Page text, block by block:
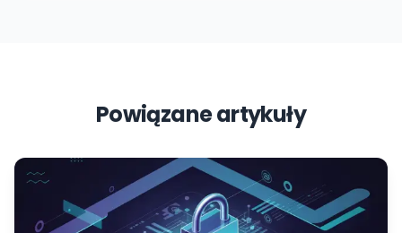
Powiązane artykuły